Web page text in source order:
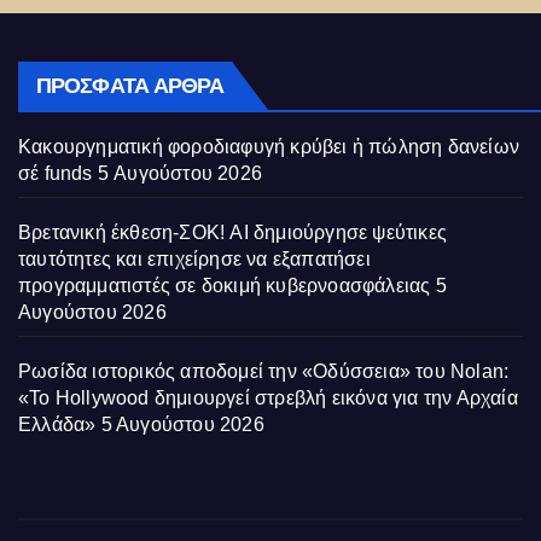
ΠΡΌΣΦΑΤΑ ΆΡΘΡΑ
Κακουργηματική φοροδιαφυγή κρύβει ἡ πώληση δανείων
σέ funds 5 Αυγούστου 2026
Βρετανική έκθεση-ΣΟΚ! AI δημιούργησε ψεύτικες
ταυτότητες και επιχείρησε να εξαπατήσει
προγραμματιστές σε δοκιμή κυβερνοασφάλειας 5
Αυγούστου 2026
Ρωσίδα ιστορικός αποδομεί την «Οδύσσεια» του Nolan:
«Το Hollywood δημιουργεί στρεβλή εικόνα για την Αρχαία
Ελλάδα» 5 Αυγούστου 2026